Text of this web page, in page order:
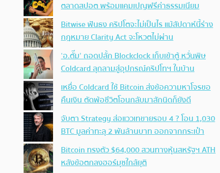
ตลาดสปอต พร้อมแคมเปญฟรีค่าธรรมเนียม
Bitwise ฟันธง คริปโตจะไม่เป็นไร แม้สัปดาห์นี้ร่าง
กฎหมาย Clarity Act จะโหวตไม่ผ่าน
‘อ.ตั๊ม’ ถอดปลั้ก Blockclock เก็บเข้าตู้ หวั่นพิษ
Coldcard ลุกลามสู่อุปกรณ์คริปโทฯ ในบ้าน
เหยื่อ Coldcard ใช้ Bitcoin ส่งข้อความหาโจรขอ
คืนเงิน ตัดพ้อชีวิตโอนกลับมาสักนิดก็ยังดี
จับตา Strategy ส่อแววเทขายรอบ 4 ? โอน 1,030
BTC มูลค่าทะลุ 2 พันล้านบาท ออกจากกระเป๋า
Bitcoin ทรงตัว $64,000 สวนทางหุ้นสหรัฐฯ ATH
หลังข้อตกลงฮอร์มุซใกล้ยุติ